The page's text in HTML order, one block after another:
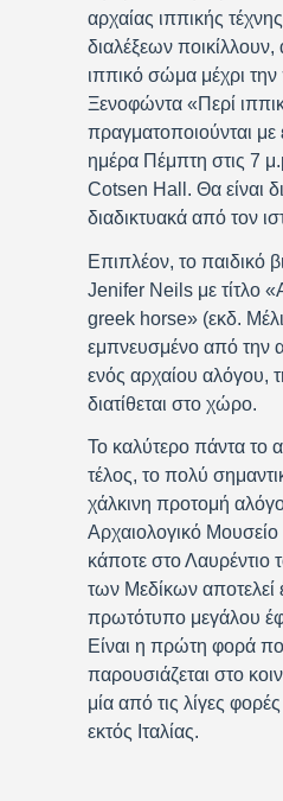
αρχαίας ιππικής
διαλέξεων
ιππικό σώμα μέχρι την
Ξενοφώντα «Περί
πραγματοποιούνται με
ημέρα Πέμπτη στις 7
Cotsen Hall. Θα είναι
διαδικτυακά από τον
Επιπλέον, το παιδικό
Jenifer Neils με τίτλο
greek horse» (εκδ.
εμπνευσμένο από την
ενός αρχαίου αλόγου,
διατίθεται στο χώρο.
Το καλύτερο πάντα το
τέλος, το πολύ
χάλκινη προτομή
Αρχαιολογικό
κάποτε στο
των Μεδίκων αποτελεί
πρωτότυπο μεγάλου
Είναι η πρώτη φορά
παρουσιάζεται στο
μία από τις λίγες
εκτός Ιταλίας.